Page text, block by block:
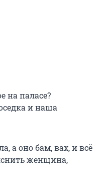
на паласе?
и наша
а оно бам, вах, и всё
женщина,